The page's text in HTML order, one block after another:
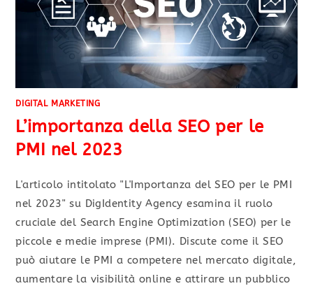
DIGITAL MARKETING
L’importanza della SEO per le
PMI nel 2023
L'articolo intitolato "L'Importanza del SEO per le PMI
nel 2023" su DigIdentity Agency esamina il ruolo
cruciale del Search Engine Optimization (SEO) per le
piccole e medie imprese (PMI). Discute come il SEO
può aiutare le PMI a competere nel mercato digitale,
aumentare la visibilità online e attirare un pubblico